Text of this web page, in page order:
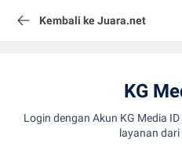
Kembali ke Juara.net
KG
Login dengan Akun KG Media
layanan dari